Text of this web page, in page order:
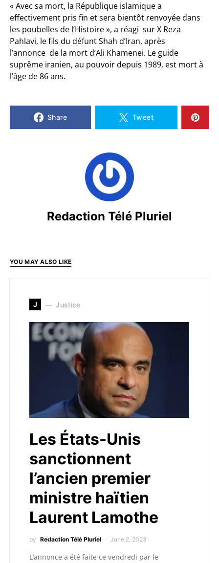
« Avec sa mort, la République islamique a
effectivement pris fin et sera bientôt renvoyée dans
les poubelles de l’Histoire », a réagi sur X Reza
Pahlavi, le fils du défunt Shah d’Iran, après
l’annonce de la mort d’Ali Khamenei. Le guide
suprême iranien, au pouvoir depuis 1989, est mort à
l’âge de 86 ans.
Share Tweet
Redaction Télé Pluriel
YOU MAY ALSO LIKE
J Justice
Les États-Unis
sanctionnent
l’ancien premier
ministre haïtien
Laurent Lamothe
by Redaction Télé Pluriel June 2, 2023
L’annonce a été faite ce vendredi par le